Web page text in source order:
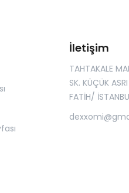
İletişim
TAHTAKALE
SK. KÜÇÜK
FATİH/